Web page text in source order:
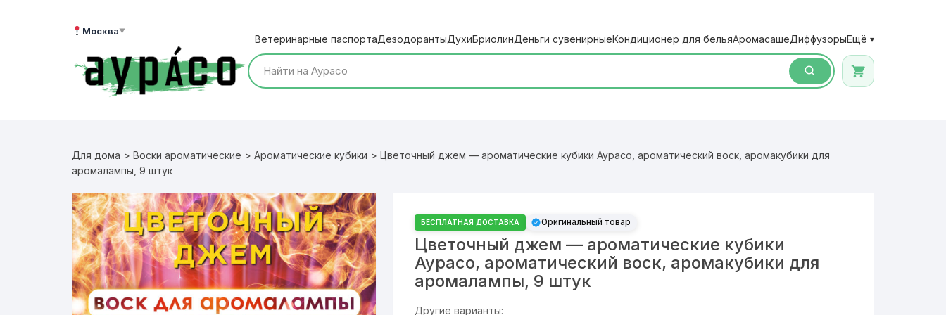
Москва▼
Ветеринарные паспортаДезодорантыДухиБриолинДеньги сувенирныеКондиционер для бельяАромасашеДиффузорыЕщё ▾
Для дома > Воски ароматические > Ароматические кубики > Цветочный джем — ароматические кубики Аурасо, ароматический воск, аромакубики для
аромалампы, 9 штук
БЕСПЛАТНАЯ ДОСТАВКА Оригинальный товар
Цветочный джем — ароматические кубики
Аурасо, ароматический воск, аромакубики для
аромалампы, 9 штук
Другие варианты: